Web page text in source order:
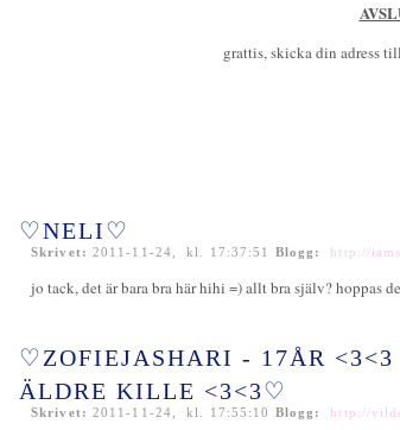
grattis, skicka din adress
♡NELI♡
Skrivet: 2011-11-24, kl. 17:37:51 Blogg: http://
jo tack, det är bara bra här hihi =) allt bra själv? hoppas
♡ZOFIEJASHARI - 17ÅR <3<3
ÄLDRE KILLE <3<3♡
Skrivet: 2011-11-24, kl. 17:55:10 Blogg: http://